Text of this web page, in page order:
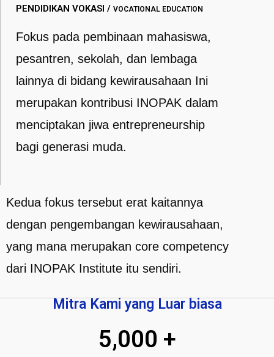
PENDIDIKAN VOKASI / VOCATIONAL EDUCATION
Fokus pada pembinaan mahasiswa,
pesantren, sekolah, dan lembaga
lainnya di bidang kewirausahaan Ini
merupakan kontribusi INOPAK dalam
menciptakan jiwa entrepreneurship
bagi generasi muda.
Kedua fokus tersebut erat kaitannya
dengan pengembangan kewirausahaan,
yang mana merupakan core competency
dari INOPAK Institute itu sendiri.
Mitra Kami yang Luar biasa
5,000 +